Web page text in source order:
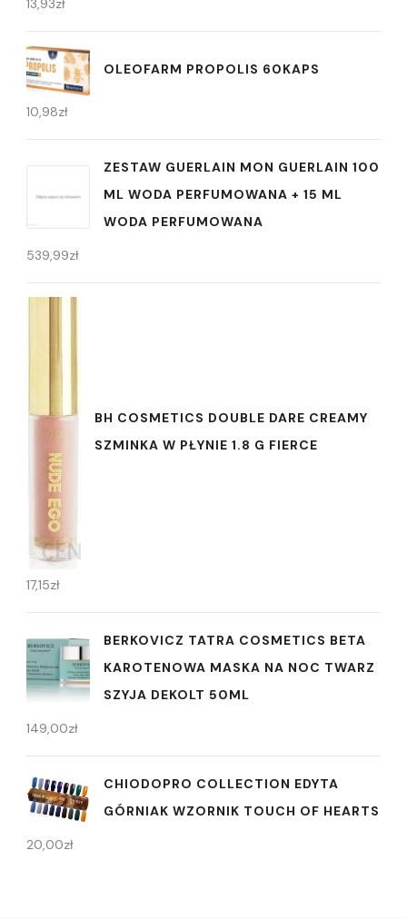
13,93zł
OLEOFARM PROPOLIS 60KAPS
10,98zł
ZESTAW GUERLAIN MON GUERLAIN 100
ML WODA PERFUMOWANA + 15 ML
WODA PERFUMOWANA
539,99zł
BH COSMETICS DOUBLE DARE CREAMY
SZMINKA W PŁYNIE 1.8 G FIERCE
17,15zł
BERKOVICZ TATRA COSMETICS BETA
KAROTENOWA MASKA NA NOC TWARZ
SZYJA DEKOLT 50ML
149,00zł
CHIODOPRO COLLECTION EDYTA
GÓRNIAK WZORNIK TOUCH OF HEARTS
20,00zł